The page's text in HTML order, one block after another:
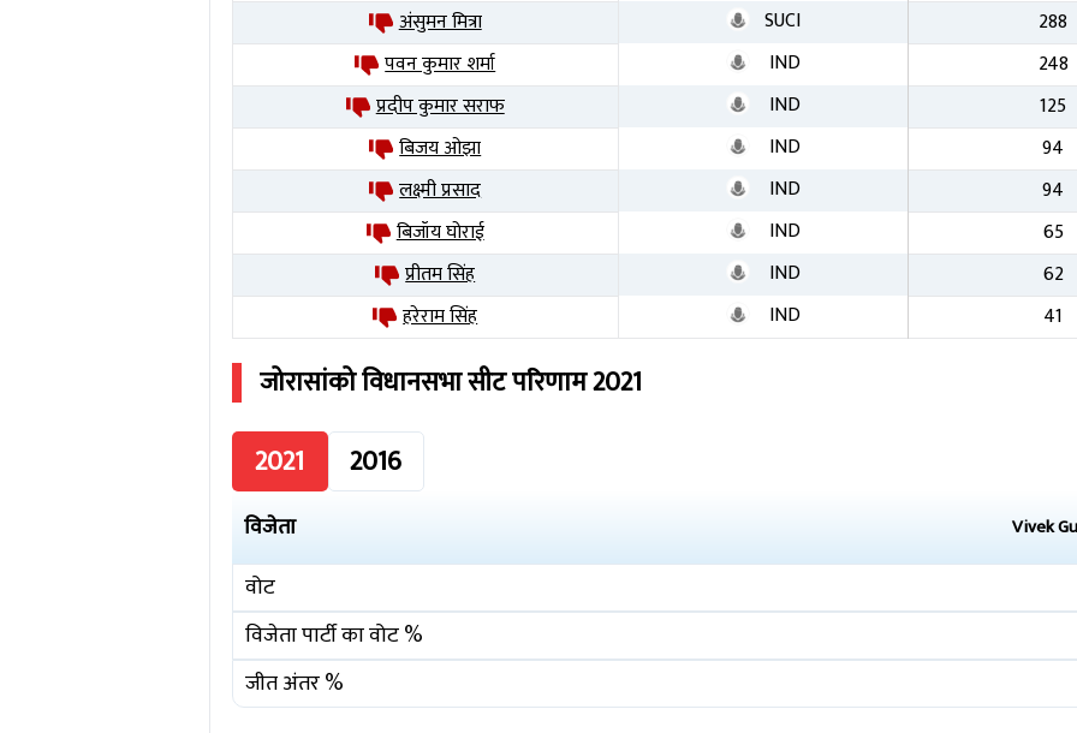
अंसुमन मित्रा
SUCI
288
पवन कुमार शर्मा
IND
248
प्रदीप कुमार सराफ
IND
125
बिजय ओझा
IND
94
लक्ष्मी प्रसाद
IND
94
बिजॉय घोराई
IND
65
प्रीतम सिंह
IND
62
हरेराम सिंह
IND 41
जोरासांकोविधानसभा सीट परिणाम2021
2021
2016
विजेता Vivek
वोट
विजेता पार्टी का वोट %
जीत अंतर %